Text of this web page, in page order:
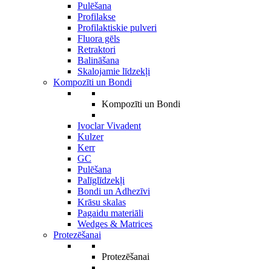
Pulēšana
Profilakse
Profilaktiskie pulveri
Fluora gēls
Retraktori
Balināšana
Skalojamie līdzekļi
Kompozīti un Bondi
Kompozīti un Bondi
Ivoclar Vivadent
Kulzer
Kerr
GC
Pulēšana
Palīglīdzekļi
Bondi un Adhezīvi
Krāsu skalas
Pagaidu materiāli
Wedges & Matrices
Protezēšanai
Protezēšanai